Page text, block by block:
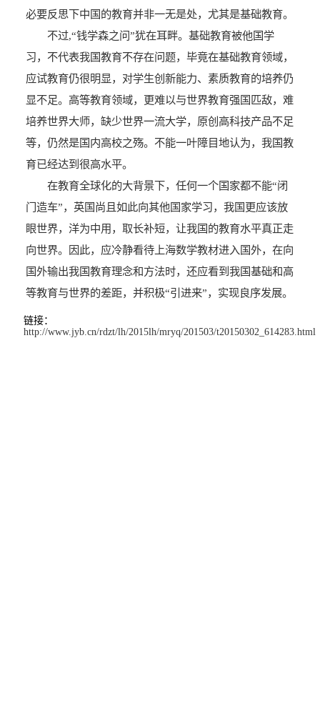
必要反思下中国的教育并非一无是处，尤其是基础教育。
不过,“钱学森之问”犹在耳畔。基础教育被他国学
习，不代表我国教育不存在问题，毕竟在基础教育领域，
应试教育仍很明显，对学生创新能力、素质教育的培养仍
显不足。高等教育领域，更难以与世界教育强国匹敌，难
培养世界大师，缺少世界一流大学，原创高科技产品不足
等，仍然是国内高校之殇。不能一叶障目地认为，我国教
育已经达到很高水平。
在教育全球化的大背景下，任何一个国家都不能“闭
门造车”，英国尚且如此向其他国家学习，我国更应该放
眼世界，洋为中用，取长补短，让我国的教育水平真正走
向世界。因此，应冷静看待上海数学教材进入国外，在向
国外输出我国教育理念和方法时，还应看到我国基础和高
等教育与世界的差距，并积极“引进来”，实现良序发展。
链接：
http://www.jyb.cn/rdzt/lh/2015lh/mryq/201503/t20150302_614283.html